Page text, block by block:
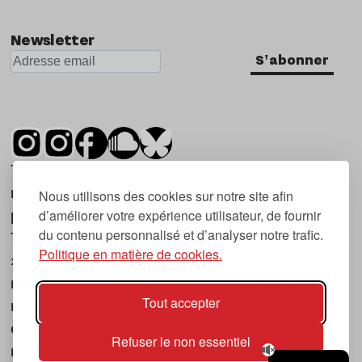
Nous utilisons des cookies sur notre site afin
d’améliorer votre expérience utilisateur, de fournir
du contenu personnalisé et d’analyser notre trafic.
Politique en matière de cookies.
Tout accepter
Refuser le non essentiel
Indie
Newsletter
S'abonner
Tsugi est un mensuel indépendant sur la
musique et les nouvelles tendances, dont la
première parution date de 2007.
Tsugi en japonais signifie « prochain », « suivant
», ce qui correspond à la thématique du
magazine, à l’affût des nouvelles tendances
musicales, qu’elles viennent de la musique
électronique, du rock ou du hip hop, et des
nouveaux phénomènes de société liés à la